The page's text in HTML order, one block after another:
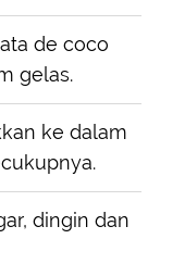
de coco
gelas.
ke dalam
dingin dan